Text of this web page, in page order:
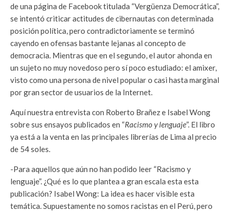
de una página de Facebook titulada “Vergüenza Democrática”,
se intentó criticar actitudes de cibernautas con determinada
posición política, pero contradictoriamente se terminó
cayendo en ofensas bastante lejanas al concepto de
democracia. Mientras que en el segundo, el autor ahonda en
un sujeto no muy novedoso pero sí poco estudiado: el amixer,
visto como una persona de nivel popular o casi hasta marginal
por gran sector de usuarios de la Internet.
Aquí nuestra entrevista con Roberto Brañez e Isabel Wong
sobre sus ensayos publicados en “Racismo y lenguaje”. El libro
ya está a la venta en las principales librerías de Lima al precio
de 54 soles.
-Para aquellos que aún no han podido leer “Racismo y
lenguaje”. ¿Qué es lo que plantea a gran escala esta esta
publicación? Isabel Wong: La idea es hacer visible esta
temática. Supuestamente no somos racistas en el Perú, pero